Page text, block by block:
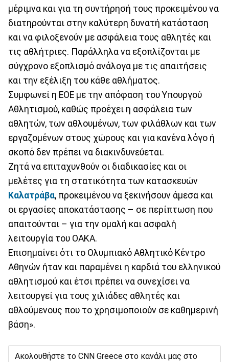
μέριμνα και για τη συντήρησή τους προκειμένου να
διατηρούνται στην καλύτερη δυνατή κατάσταση
και να φιλοξενούν με ασφάλεια τους αθλητές και
τις αθλήτριες. Παράλληλα να εξοπλίζονται με
σύγχρονο εξοπλισμό ανάλογα με τις απαιτήσεις
και την εξέλιξη του κάθε αθλήματος.
Συμφωνεί η ΕΟΕ με την απόφαση του Υπουργού
Αθλητισμού, καθώς προέχει η ασφάλεια των
αθλητών, των αθλουμένων, των φιλάθλων και των
εργαζομένων στους χώρους και για κανένα λόγο ή
σκοπό δεν πρέπει να διακινδυνεύεται.
Ζητά να επιταχυνθούν οι διαδικασίες και οι
μελέτες για τη στατικότητα των κατασκευών
Καλατράβα, προκειμένου να ξεκινήσουν άμεσα και
οι εργασίες αποκατάστασης – σε περίπτωση που
απαιτούνται – για την ομαλή και ασφαλή
λειτουργία του ΟΑΚΑ.
Επισημαίνει ότι το Ολυμπιακό Αθλητικό Κέντρο
Αθηνών ήταν και παραμένει η καρδιά του ελληνικού
αθλητισμού και έτσι πρέπει να συνεχίσει να
λειτουργεί για τους χιλιάδες αθλητές και
αθλούμενους που το χρησιμοποιούν σε καθημερινή
βάση».
Ακολουθήστε το CNN Greece στο κανάλι μας στο